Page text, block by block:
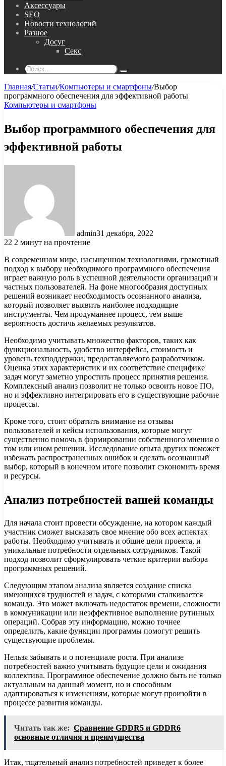
Аксессуары
SEO
Новости технологий
Разное
Досуг
Секс
Поиск...
Главная/Статьи/Компьютеры и смартфоны/Выбор
программного обеспечения для эффективной работы
Компьютеры и смартфоны
Выбор программного обеспечения для
эффективной работы
admin31 декабря, 2022
22 2 минут на прочтение
В современном мире, насыщенном технологиями, грамотный
подход к выбору необходимого программного обеспечения
играет важную роль в успешной деятельности организаций и
частных пользователей. На фоне многообразия доступных
решений возникает необходимость осознанного анализа,
который позволяет выявить наиболее подходящие
инструменты. Чем продуманнее процесс, тем выше
вероятность достичь желаемых результатов.
Необходимо учитывать множество факторов, таких как
функциональность, удобство интерфейса, стоимость и
уровень техподдержки, предоставляемого разработчиком.
Оценка этих характеристик и их соответствие специфике
задач могут заметно упростить процесс принятия решения.
Комплексный анализ позволит не только освоить новое ПО,
но и эффективно интегрировать его в существующие рабочие
процессы.
Кроме того, стоит обратить внимание на отзывы
пользователей и кейсы использования, которые могут
существенно помочь в формировании собственного мнения о
том или ином решении. Исследование опыта других поможет
избежать распространенных ошибок и сделать осознанный
выбор, который в конечном итоге позволит сэкономить время
и ресурсы.
Анализ потребностей вашей команды
Для начала стоит провести обсуждение, на котором каждый
участник сможет высказать свое мнение обо всех аспектах
работы. Необходимо учитывать и общие цели проекта, и
уникальные потребности отдельных сотрудников. Такой
подход позволит сформулировать четкие критерии выбора
программных решений.
Следующим этапом анализа является создание списка
имеющихся трудностей и задач, с которыми сталкивается
команда. Это может включать недостаток времени, сложности
в коммуникации или неэффективное выполнение рутинных
операций. Собрав эту информацию, можно точнее
определить, какие функции программы помогут решить
существующие проблемы.
Нельзя забывать и о потенциале роста. При анализе
потребностей важно учитывать будущие цели и ожидания
коллектива. Программное обеспечение должно быть не только
актуальным на данный момент, но и способным
адаптироваться к изменениям, которые могут произойти в
процессе развития команды.
Читать так же: Сравнение GDDR5 и GDDR6
основные отличия и преимущества
Итак, тщательный анализ потребностей приведет к более